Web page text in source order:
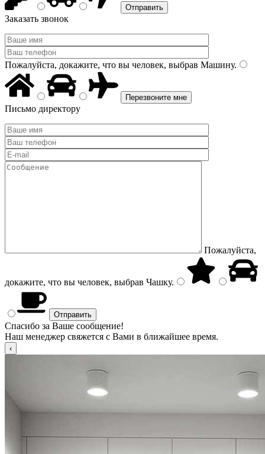
Заказать звонок
Пожалуйста, докажите, что вы человек, выбрав Машину.
Письмо директору
Пожалуйста,
докажите, что вы человек, выбрав Чашку.
Спасибо за Ваше сообщение!
Наш менеджер свяжется с Вами в ближайшее время.